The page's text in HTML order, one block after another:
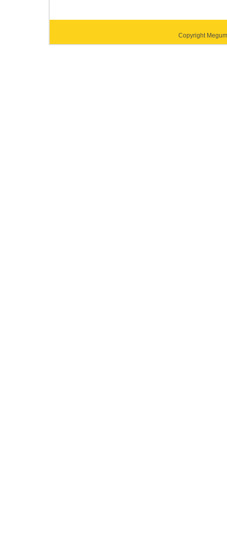
Copyright